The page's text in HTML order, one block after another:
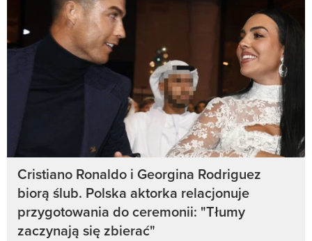
Cristiano Ronaldo i Georgina Rodriguez
biorą ślub. Polska aktorka relacjonuje
przygotowania do ceremonii: "Tłumy
zaczynają się zbierać"